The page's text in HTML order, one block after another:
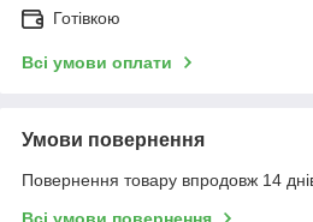
Готівкою
Всі умови оплати
Умови повернення
Повернення товару впродовж 14